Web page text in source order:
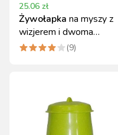
25.06 zł
Żywołapka na myszy z
wizjerem i dwoma
wejściami, ekologiczna
(9)